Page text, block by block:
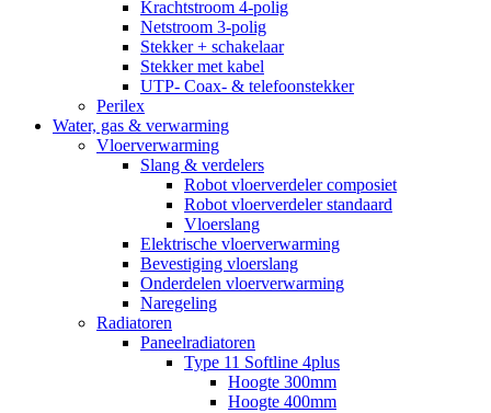
Krachtstroom 4-polig
Netstroom 3-polig
Stekker + schakelaar
Stekker met kabel
UTP- Coax- & telefoonstekker
Perilex
Water, gas & verwarming
Vloerverwarming
Slang & verdelers
Robot vloerverdeler composiet
Robot vloerverdeler standaard
Vloerslang
Elektrische vloerverwarming
Bevestiging vloerslang
Onderdelen vloerverwarming
Naregeling
Radiatoren
Paneelradiatoren
Type 11 Softline 4plus
Hoogte 300mm
Hoogte 400mm